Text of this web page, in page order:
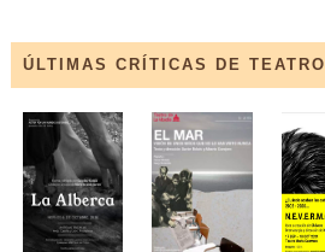
ÚLTIMAS CRÍTICAS DE TEATRO